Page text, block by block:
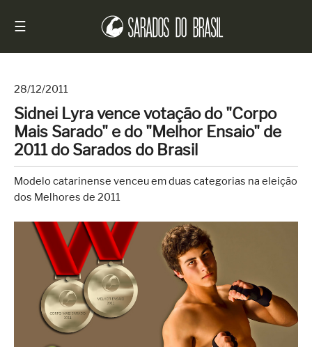
☰
Início
Notícias
Sarados
do
Brasil
Entrevistas
Antes
Depois
Superação
28/12/2011
Sidnei Lyra vence votação do "Corpo
Mais Sarado" e do "Melhor Ensaio" de
2011 do Sarados do Brasil
Modelo catarinense venceu em duas categorias na eleição
dos Melhores de 2011